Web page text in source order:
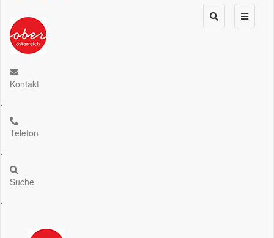
Kontakt
.
Telefon
.
Suche
.